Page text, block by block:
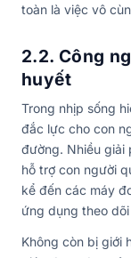
toàn là việc vô
2.2. Công
huyết
Trong nhịp sống
đắc lực cho con
đường. Nhiều giải
hỗ trợ con người
kể đến các máy
ứng dụng theo
Không còn bị giới